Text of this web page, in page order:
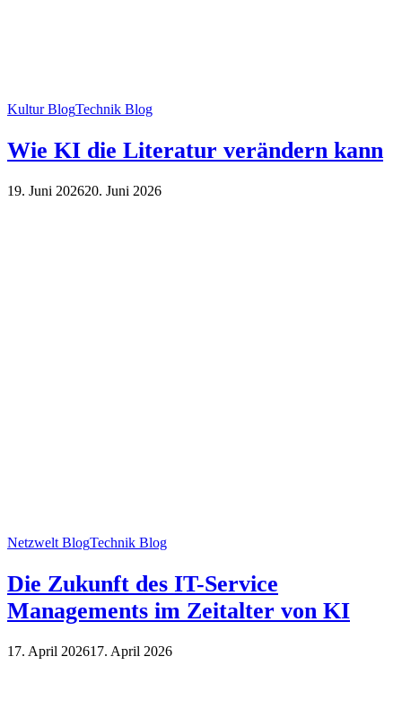
Kultur BlogTechnik Blog
Wie KI die Literatur verändern kann
19. Juni 202620. Juni 2026
Netzwelt BlogTechnik Blog
Die Zukunft des IT-Service
Managements im Zeitalter von KI
17. April 202617. April 2026